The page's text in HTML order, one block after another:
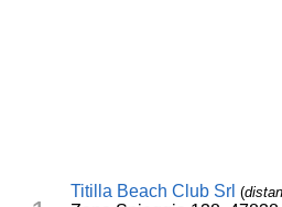
Titilla Beach Club Srl (